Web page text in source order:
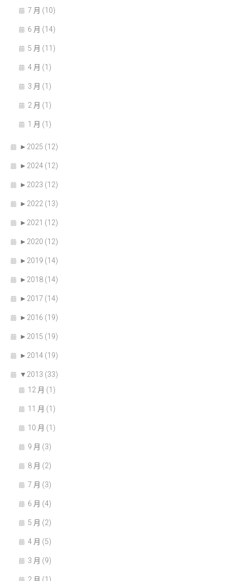
7 月 (10)
6 月 (14)
5 月 (11)
4 月 (1)
3 月 (1)
2 月 (1)
1 月 (1)
► 2025 (12)
► 2024 (12)
► 2023 (12)
► 2022 (13)
► 2021 (12)
► 2020 (12)
► 2019 (14)
► 2018 (14)
► 2017 (14)
► 2016 (19)
► 2015 (19)
► 2014 (19)
▼ 2013 (33)
12 月 (1)
11 月 (1)
10 月 (1)
9 月 (3)
8 月 (2)
7 月 (3)
6 月 (4)
5 月 (2)
4 月 (5)
3 月 (9)
2 月 (1)